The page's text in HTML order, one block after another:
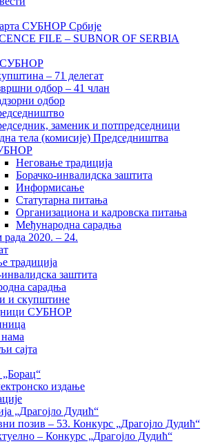
СУБНОР Србије
FILE – SUBNOR OF SERBIA
СУБНОР
– 71 делегат
одбор – 41 члан
одбор
заменик и потпредседници
тела (комисије) Председништва
Неговање традиција
Борачко-инвалидска заштита
Информисање
Статутарна питања
Организациона и кадровска питања
Међународна сарадња
2020. – 24.
традиција
заштита
сарадња
и скупштине
СУБНОР
сајта
издање
„Драгојло Дудић“
позив – 53. Конкурс „Драгојло Дудић“
– Конкурс „Драгојло Дудић“